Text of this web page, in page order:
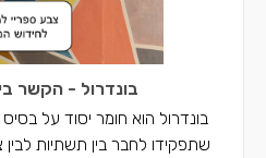
בונדרול - הקשר
בונדרול הוא חומר יסוד על
שתפקידו לחבר בין תשתיות